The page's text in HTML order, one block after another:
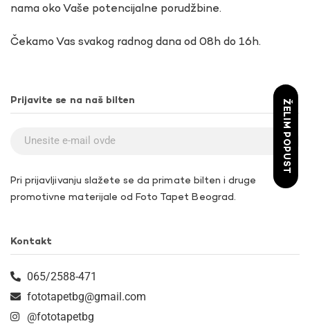
nama oko Vaše potencijalne porudžbine.
Čekamo Vas svakog radnog dana od 08h do 16h.
Prijavite se na naš bilten
Pri prijavljivanju slažete se da primate bilten i druge
promotivne materijale od Foto Tapet Beograd.
Kontakt
065/2588-471
fototapetbg@gmail.com
@fototapetbg
ŽELIM POPUST